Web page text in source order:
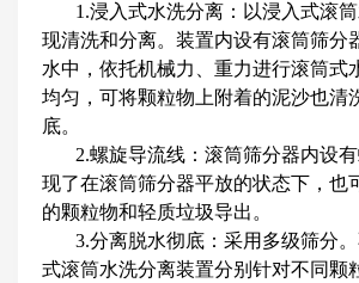
1.浸入式水洗分离：以浸入式滚
现清洗和分离。装置内设有滚筒筛分
水中，依托机械力、重力进行滚筒式
均匀，可将颗粒物上附着的泥沙也清
底。
2.螺旋导流线：滚筒筛分器内设
现了在滚筒筛分器平放的状态下，也
的颗粒物和轻质垃圾导出。
3.分离脱水彻底：采用多级筛分
式滚筒水洗分离装置分别针对不同颗